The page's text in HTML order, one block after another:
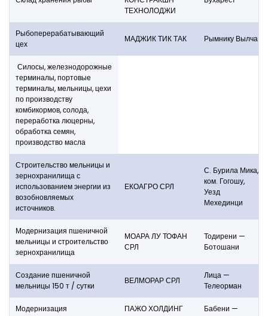
ТЕХНОЛОДЖИ
Рыбоперерабатывающий
цех
МАДЖИК ТИК ТАК Рымнику Вылча
Силосы, железнодорожные
терминалы, портовые
терминалы, мельницы, цехи
по производству
комбикормов, солода,
переработка люцерны,
обработка семян,
производство масла
Строительство мельницы и
зернохранилища с
использованием энергии из
возобновляемых
источников.
ЕКОАГРО СРЛ
С. Бурила Мика,
ком. Гогошу,
Уезд
Мехединци
Модернизация пшеничной
мельницы и строительство
зернохранилища
МОАРА ЛУ ТОФАН
СРЛ
Тодирени —
Ботошани
Создание пшеничной
мельницы 150 т / сутки
ВЕЛМОРАР СРЛ
Лица —
Телеорман
Модернизация
ПАЖО ХОЛДИНГ
Бабени —